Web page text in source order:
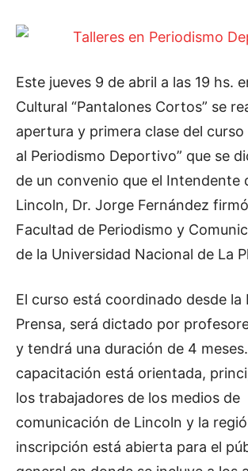
Este jueves 9 de abril a las 19 hs.
Cultural “Pantalones Cortos” se
apertura y primera clase del
al Periodismo Deportivo” que se
de un convenio que el Intendente
Lincoln, Dr. Jorge Fernández
Facultad de Periodismo y
de la Universidad Nacional de La
El curso está coordinado desde la
Prensa, será dictado por
y tendrá una duración de 4
capacitación está orientada,
los trabajadores de los medios de
comunicación de Lincoln y la
inscripción está abierta para el